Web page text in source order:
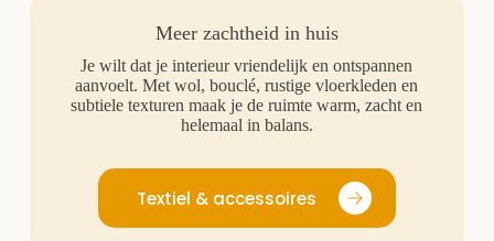
Meer zachtheid in huis
Je wilt dat je interieur vriendelijk en ontspannen
aanvoelt. Met wol, bouclé, rustige vloerkleden en
subtiele texturen maak je de ruimte warm, zacht en
helemaal in balans.
Textiel & accessoires